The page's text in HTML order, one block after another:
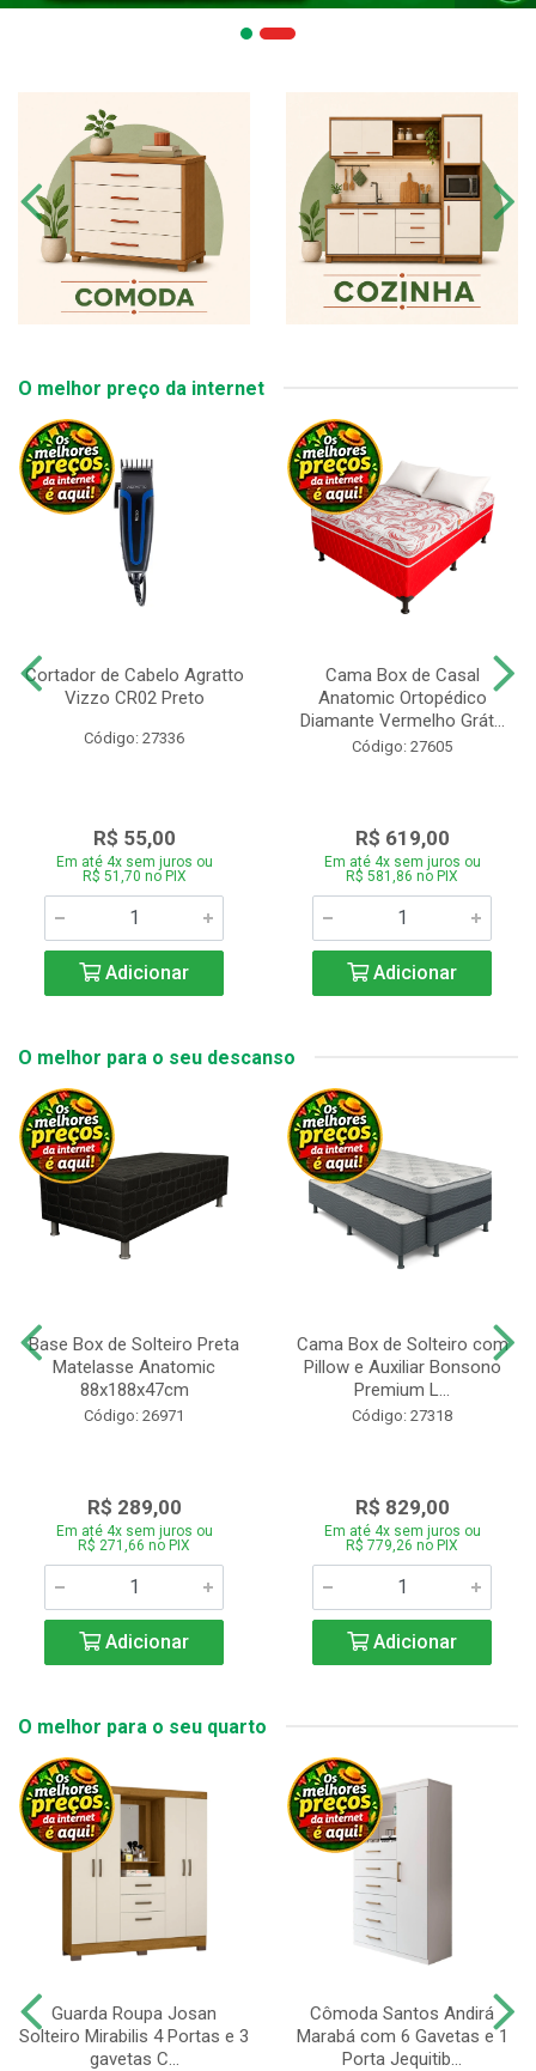
O melhor preço da internet
Cortador de Cabelo Agratto
Vizzo CR02 Preto
Código: 27336
R$ 55,00
Em até 4x sem juros ou
R$ 51,70 no PIX
Adicionar
Cama Box de Casal
Anatomic Ortopédico
Diamante Vermelho Grát...
Código: 27605
R$ 619,00
Em até 4x sem juros ou
R$ 581,86 no PIX
Adicionar
O melhor para o seu descanso
Base Box de Solteiro Preta
Matelasse Anatomic
88x188x47cm
Código: 26971
R$ 289,00
Em até 4x sem juros ou
R$ 271,66 no PIX
Adicionar
Cama Box de Solteiro com
Pillow e Auxiliar Bonsono
Premium L...
Código: 27318
R$ 829,00
Em até 4x sem juros ou
R$ 779,26 no PIX
Adicionar
O melhor para o seu quarto
Guarda Roupa Josan
Solteiro Mirabilis 4 Portas e 3
gavetas C...
Cômoda Santos Andirá
Marabá com 6 Gavetas e 1
Porta Jequitib...